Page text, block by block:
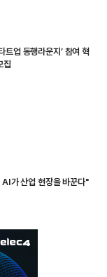
트업 동행라운지’ 참여 혁
집
가 산업 현장을 바꾼다"